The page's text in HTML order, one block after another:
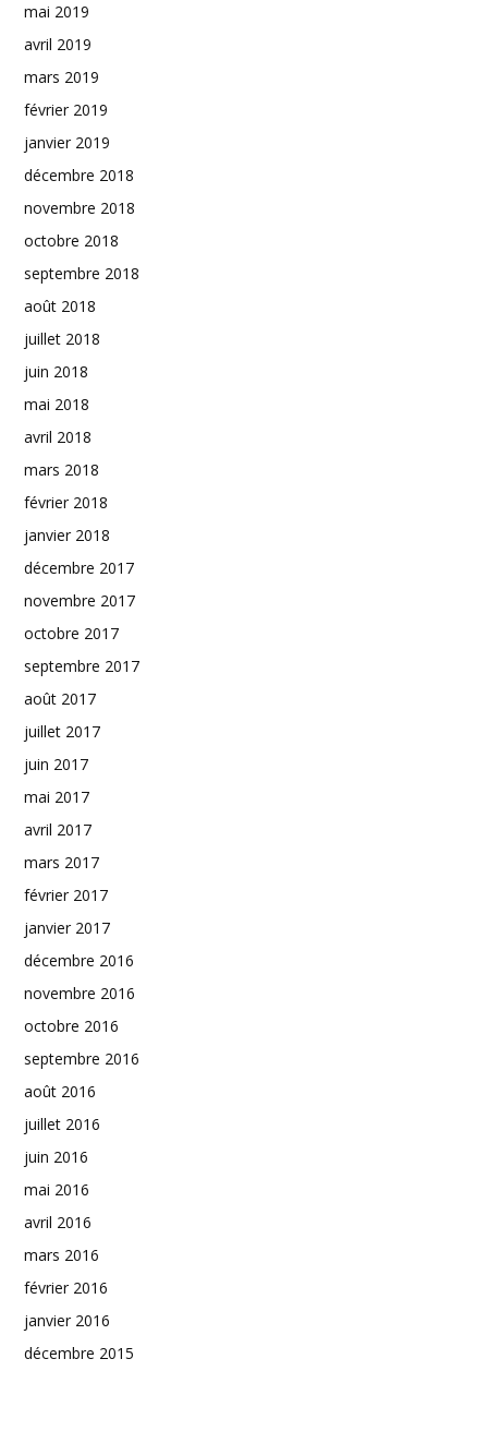
mai 2019
avril 2019
mars 2019
février 2019
janvier 2019
décembre 2018
novembre 2018
octobre 2018
septembre 2018
août 2018
juillet 2018
juin 2018
mai 2018
avril 2018
mars 2018
février 2018
janvier 2018
décembre 2017
novembre 2017
octobre 2017
septembre 2017
août 2017
juillet 2017
juin 2017
mai 2017
avril 2017
mars 2017
février 2017
janvier 2017
décembre 2016
novembre 2016
octobre 2016
septembre 2016
août 2016
juillet 2016
juin 2016
mai 2016
avril 2016
mars 2016
février 2016
janvier 2016
décembre 2015